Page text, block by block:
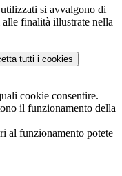
si avvalgono di
finalità illustrate nella
tutti i cookies
cookie consentire.
il funzionamento della
al funzionamento potete